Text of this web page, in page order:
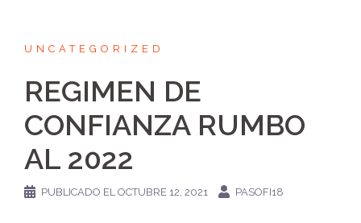
UNCATEGORIZED
REGIMEN DE
CONFIANZA RUMBO
AL 2022
PUBLICADO ELOCTUBRE 12, 2021 PASOFI18